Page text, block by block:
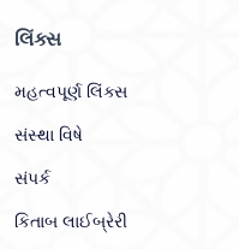
લિંક્સ
મહત્વપૂર્ણ લિંક્સ
સંસ્થા વિષે
સંપર્ક
કિતાબ લાઈબ્રેરી